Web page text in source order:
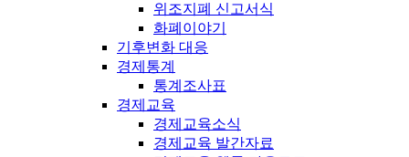
위조지폐 신고서식
화폐이야기
기후변화 대응
경제통계
통계조사표
경제교육
경제교육소식
경제교육 발간자료